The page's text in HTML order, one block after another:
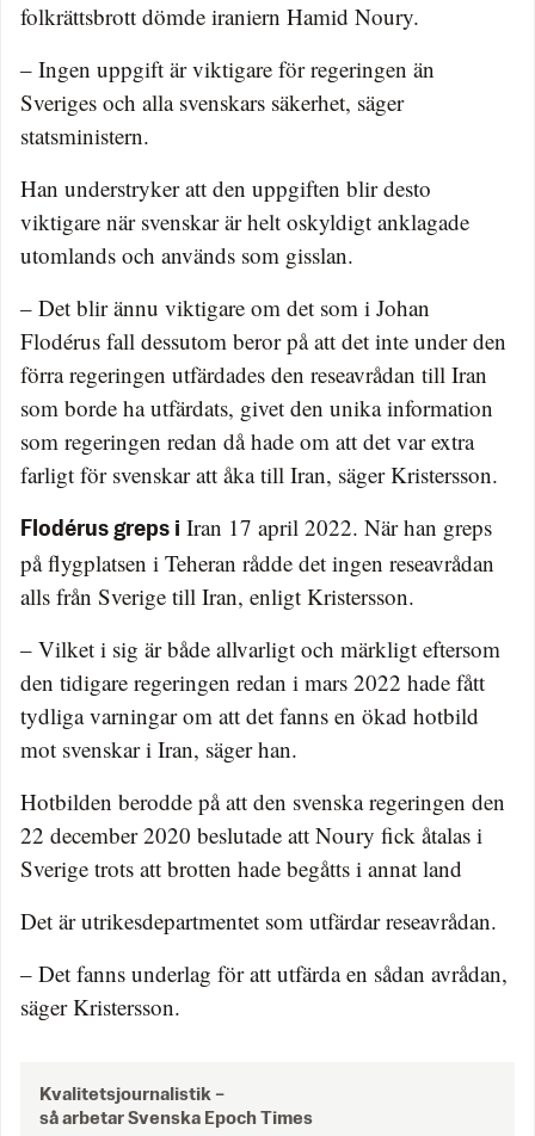
folkrättsbrott dömde iraniern Hamid Noury.
– Ingen uppgift är viktigare för regeringen än
Sveriges och alla svenskars säkerhet, säger
statsministern.
Han understryker att den uppgiften blir desto
viktigare när svenskar är helt oskyldigt anklagade
utomlands och används som gisslan.
– Det blir ännu viktigare om det som i Johan
Flodérus fall dessutom beror på att det inte under den
förra regeringen utfärdades den reseavrådan till Iran
som borde ha utfärdats, givet den unika information
som regeringen redan då hade om att det var extra
farligt för svenskar att åka till Iran, säger Kristersson.
Flodérus greps i Iran 17 april 2022. När han greps
på flygplatsen i Teheran rådde det ingen reseavrådan
alls från Sverige till Iran, enligt Kristersson.
– Vilket i sig är både allvarligt och märkligt eftersom
den tidigare regeringen redan i mars 2022 hade fått
tydliga varningar om att det fanns en ökad hotbild
mot svenskar i Iran, säger han.
Hotbilden berodde på att den svenska regeringen den
22 december 2020 beslutade att Noury fick åtalas i
Sverige trots att brotten hade begåtts i annat land
Det är utrikesdepartmentet som utfärdar reseavrådan.
– Det fanns underlag för att utfärda en sådan avrådan,
säger Kristersson.
Kvalitetsjournalistik –
så arbetar Svenska Epoch Times